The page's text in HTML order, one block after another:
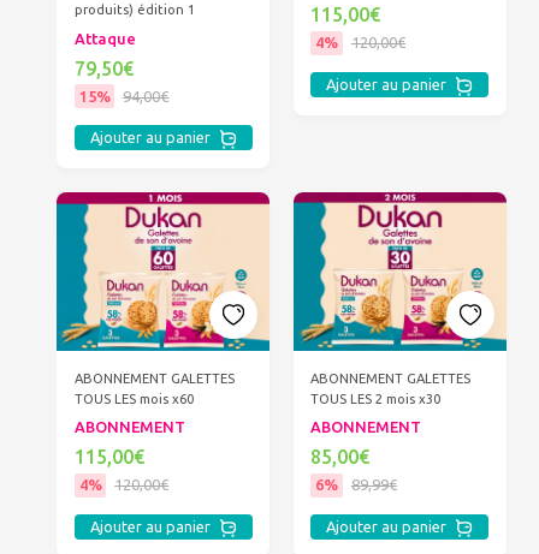
produits) édition 1
Attaque
79,50€
15% 94,00€
Ajouter au panier
115,00€
4% 120,00€
Ajouter au panier
ABONNEMENT GALETTES
TOUS LES mois x60
ABONNEMENT
115,00€
4% 120,00€
Ajouter au panier
ABONNEMENT GALETTES
TOUS LES 2 mois x30
ABONNEMENT
85,00€
6% 89,99€
Ajouter au panier